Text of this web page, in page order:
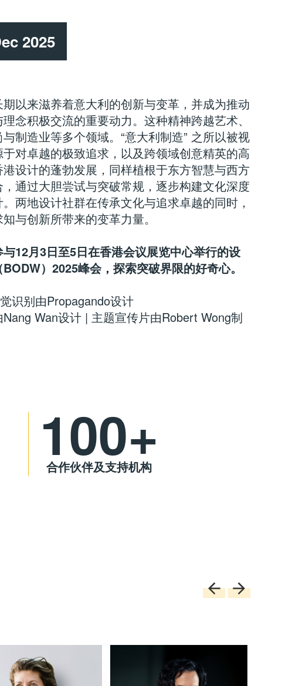
2025
期以来滋养着意大利的创新与变革，并成为推动
念积极交流的重要动力。这种精神跨越艺术、
制造业等多个领域。“意大利制造” 之所以被视
对卓越的极致追求，以及跨领域创意精英的高
设计的蓬勃发展，同样植根于东方智慧与西方
，通过大胆尝试与突破常规，逐步构建文化深度
两地设计社群在传承文化与追求卓越的同时，
与创新所带来的变革力量。
12月3日至5日在香港会议展览中心举行的设
）2025峰会，探索突破界限的好奇心。
识别由Propagando设计
Wan设计 | 主题宣传片由Robert Wong制
100+
合作伙伴及支持机构